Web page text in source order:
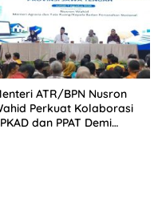
ATR/BPN Nusron
Perkuat Kolaborasi
dan PPAT Demi